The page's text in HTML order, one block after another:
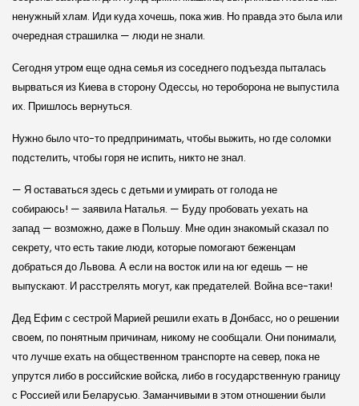
ненужный хлам. Иди куда хочешь, пока жив. Но правда это была или
очередная страшилка — люди не знали.
Сегодня утром еще одна семья из соседнего подъезда пыталась
вырваться из Киева в сторону Одессы, но тероборона не выпустила
их. Пришлось вернуться.
Нужно было что-то предпринимать, чтобы выжить, но где соломки
подстелить, чтобы горя не испить, никто не знал.
— Я оставаться здесь с детьми и умирать от голода не
собираюсь! — заявила Наталья. — Буду пробовать уехать на
запад — возможно, даже в Польшу. Мне один знакомый сказал по
секрету, что есть такие люди, которые помогают беженцам
добраться до Львова. А если на восток или на юг едешь — не
выпускают. И расстрелять могут, как предателей. Война все-таки!
Дед Ефим с сестрой Марией решили ехать в Донбасс, но о решении
своем, по понятным причинам, никому не сообщали. Они понимали,
что лучше ехать на общественном транспорте на север, пока не
упрутся либо в российские войска, либо в государственную границу
с Россией или Беларусью. Заманчивыми в этом отношении были